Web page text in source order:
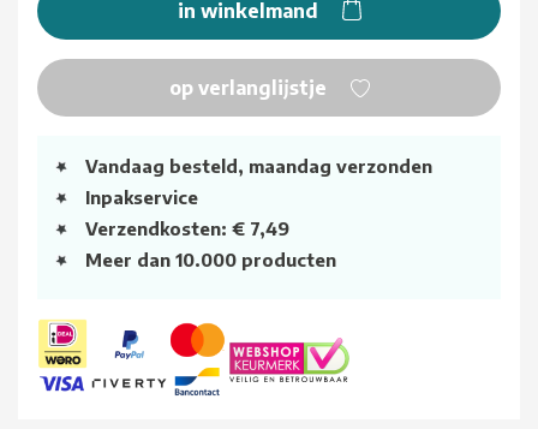
in winkelmand
op verlanglijstje
Vandaag besteld, maandag verzonden
Inpakservice
Verzendkosten: € 7,49
Meer dan 10.000 producten